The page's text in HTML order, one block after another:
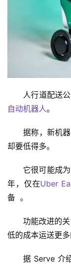
人行道配送
自动机器人。
据称，新机
却要低得多。
它很可能成
年，仅在Uber
备  。
功能改进的
低的成本运送更多
据 Serve 介